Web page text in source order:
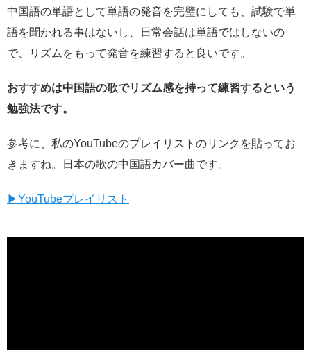
中国語の単語として単語の発音を完璧にしても、試験で単
語を聞かれる事はないし、日常会話は単語ではしないの
で、リズムをもって発音を練習すると良いです。
おすすめは中国語の歌でリズム感を持って練習するという
勉強法です。
参考に、私のYouTubeのプレイリストのリンクを貼ってお
きますね。日本の歌の中国語カバー曲です。
▶YouTubeプレイリスト